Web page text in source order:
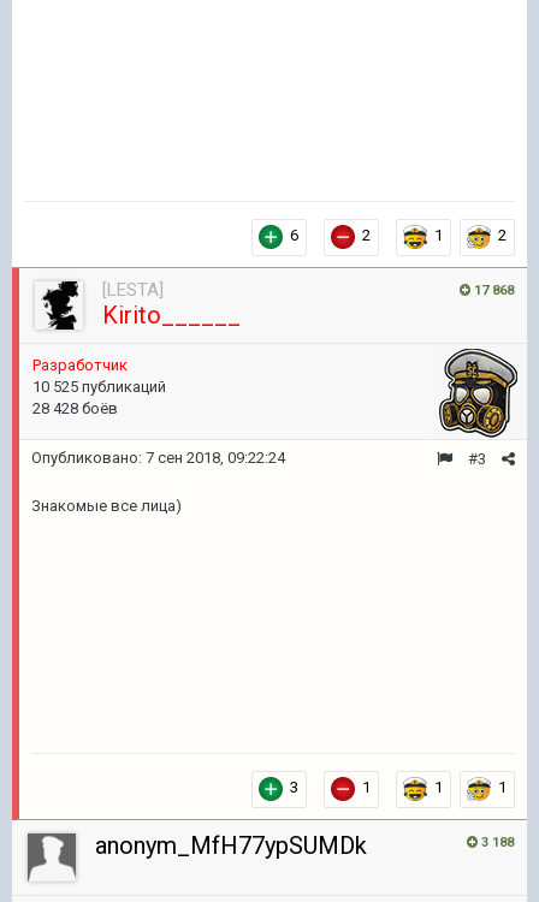
6 2 1 2
17 868
[LESTA]
Kirito______
Разработчик
10 525 публикаций
28 428 боёв
#3
Опубликовано: 7 сен 2018, 09:22:24
Знакомые все лица)
3 1 1 1
3 188
anonym_MfH77ypSUMDk